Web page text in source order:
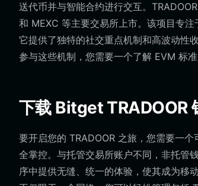
送代币并与智能合约进行交互。
和 MEXC 等主要交易所上市。该项目专
它提供了独特的社交重点机制和高波动性
参与这些机制，您需要一个了解 EVM 标
下载 Bitget TRADOOR
要开启您的 TRADOOR 之旅，您需要一
全掌控。与托管交易所账户不同，非托
序中提供无缝、统一的体验，使其成为移